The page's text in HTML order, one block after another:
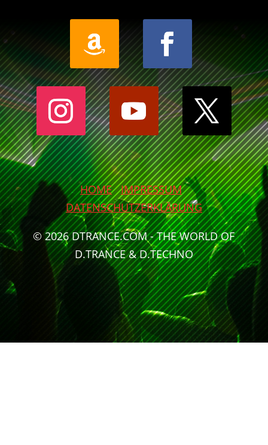
HOME
IMPRESSUM
DATENSCHUTZERKLÄRUNG
© 2026 DTRANCE.COM - THE WORLD OF
D.TRANCE & D.TECHNO